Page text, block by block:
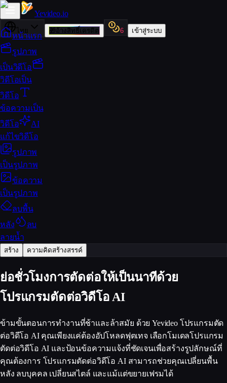
Yevideo.io
ไทย 🎁 อ้างสิทธิ์เครดิต 6 เข้าสู่ระบบ
หน้าแรก
รูปภาพ
เป็นวิดีโอ
วิดีโอเป็น
วิดีโอ
ข้อความเป็น
วิดีโอ
AI
แก้ไขวิดีโอ
รูปภาพ
เป็นรูปภาพ
ข้อความ
เป็นรูปภาพ
ลบพื้น
หลัง
ลบ
ลายน้ำ
สร้าง ความคิดสร้างสรรค์
ย่อชั่วโมงการตัดต่อให้เป็นนาทีด้วย
โปรแกรมตัดต่อวิดีโอ AI
ข้ามขั้นตอนการทำงานที่ช้าและล้าสมัย ด้วย Yevideo โปรแกรมตัด
ต่อวิดีโอ AI คุณเพียงแค่ต้องอัปโหลดฟุตเทจ เลือกโมเดลโปรแกรม
ตัดต่อวิดีโอ AI และป้อนข้อความแจ้งที่ชัดเจนเพื่อสร้างรูปลักษณ์ที่
คุณต้องการ โปรแกรมตัดต่อวิดีโอ AI สามารถช่วยคุณเปลี่ยนพื้น
หลัง ลบบุคคล เปลี่ยนสไตล์ และแม้แต่ขยายเฟรมได้